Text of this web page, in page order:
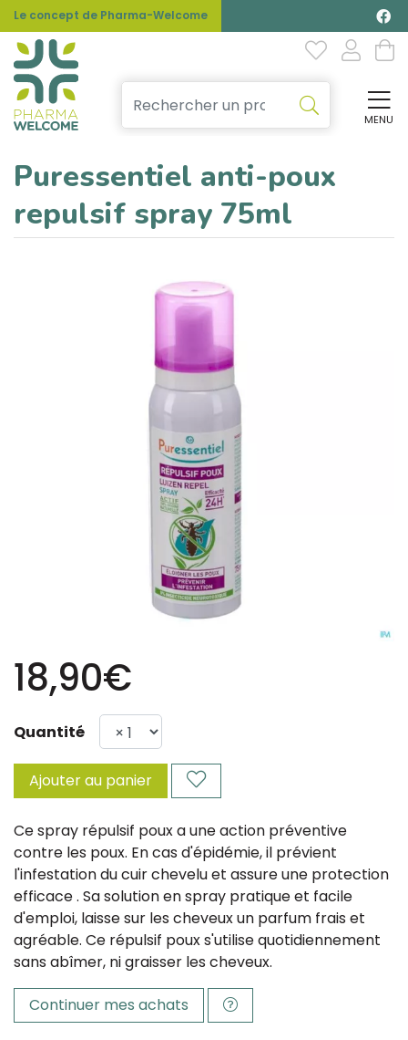
Le concept de Pharma-Welcome
MENU
Puressentiel anti-poux
repulsif spray 75ml
18,90€
Quantité
Ajouter au panier
Ce spray répulsif poux a une action préventive
contre les poux. En cas d'épidémie, il prévient
l'infestation du cuir chevelu et assure une protection
efficace . Sa solution en spray pratique et facile
d'emploi, laisse sur les cheveux un parfum frais et
agréable. Ce répulsif poux s'utilise quotidiennement
sans abîmer, ni graisser les cheveux.
Continuer mes achats